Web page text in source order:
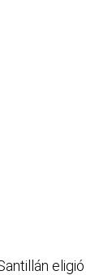
eligió